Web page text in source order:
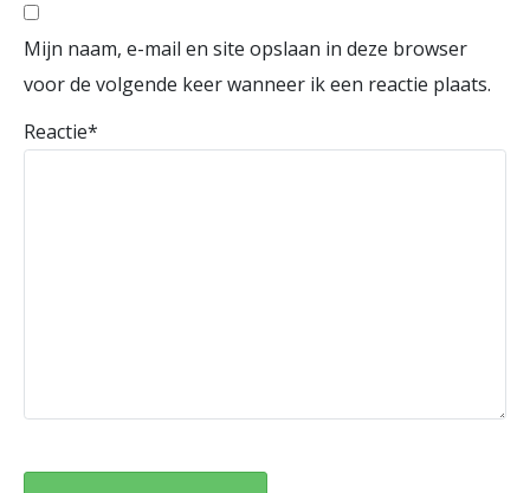
Mijn naam, e-mail en site opslaan in deze browser
voor de volgende keer wanneer ik een reactie plaats.
Reactie*